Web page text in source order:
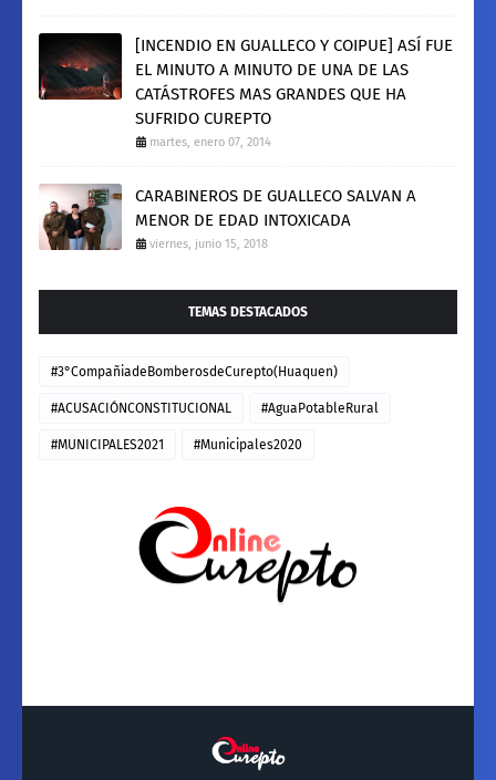
[INCENDIO EN GUALLECO Y COIPUE] ASÍ FUE
EL MINUTO A MINUTO DE UNA DE LAS
CATÁSTROFES MAS GRANDES QUE HA
SUFRIDO CUREPTO
martes, enero 07, 2014
CARABINEROS DE GUALLECO SALVAN A
MENOR DE EDAD INTOXICADA
viernes, junio 15, 2018
TEMAS DESTACADOS
#3°CompañiadeBomberosdeCurepto(Huaquen)
#ACUSACIÓNCONSTITUCIONAL #AguaPotableRural
#MUNICIPALES2021 #Municipales2020